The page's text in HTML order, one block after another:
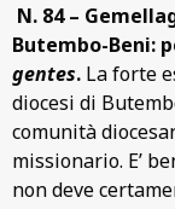
N. 84 –
Butembo-Beni:
gentes. La forte
diocesi di
comunità
missionario. E’
non deve